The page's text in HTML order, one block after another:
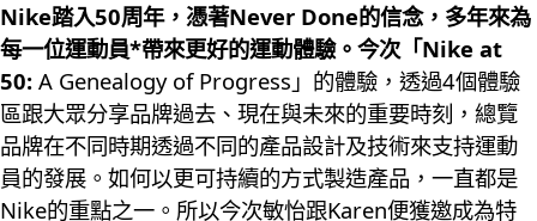
Nike踏入50周年，憑著Never Done的信念，多年來為
每一位運動員*帶來更好的運動體驗。今次「Nike at
50: A Genealogy of Progress」的體驗，透過4個體驗
區跟大眾分享品牌過去、現在與未來的重要時刻，總覽
品牌在不同時期透過不同的產品設計及技術來支持運動
員的發展。如何以更可持續的方式製造產品，一直都是
Nike的重點之一。所以今次敏怡跟Karen便獲邀成為特